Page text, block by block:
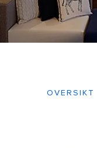
OVERSIKT